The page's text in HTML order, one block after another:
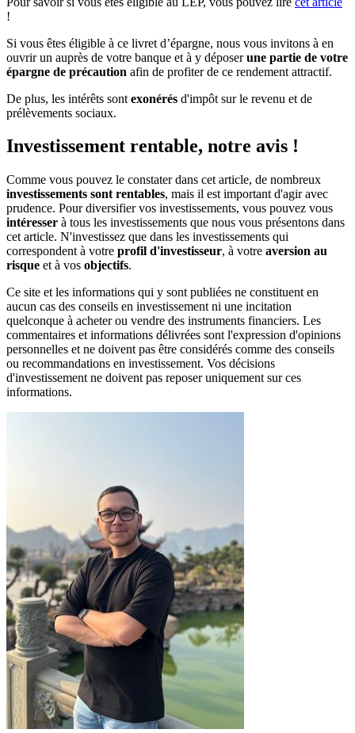
!
Si vous êtes éligible à ce livret d’épargne, nous vous invitons à en
ouvrir un auprès de votre banque et à y déposerune partie de votre
épargne de précaution afin de profiter de ce rendement attractif.
De plus, les intérêts sont exonérés d'impôt sur le revenu et de
prélèvements sociaux.
Investissement rentable, notre avis !
Comme vous pouvez le constater dans cet article, de nombreux
investissements sont rentables, mais il est important d'agir avec
prudence. Pour diversifier vos investissements, vous pouvez vous
intéresser à tous les investissements que nous vous présentons dans
cet article. N'investissez que dans les investissements qui
correspondent à votre profil d'investisseur, à votre aversion au
risque et à vos objectifs.
Ce site et les informations qui y sont publiées ne constituent en
aucun cas des conseils en investissement ni une incitation
quelconque à acheter ou vendre des instruments financiers. Les
commentaires et informations délivrées sont l'expression d'opinions
personnelles et ne doivent pas être considérés comme des conseils
ou recommandations en investissement. Vos décisions
d'investissement ne doivent pas reposer uniquement sur ces
informations.